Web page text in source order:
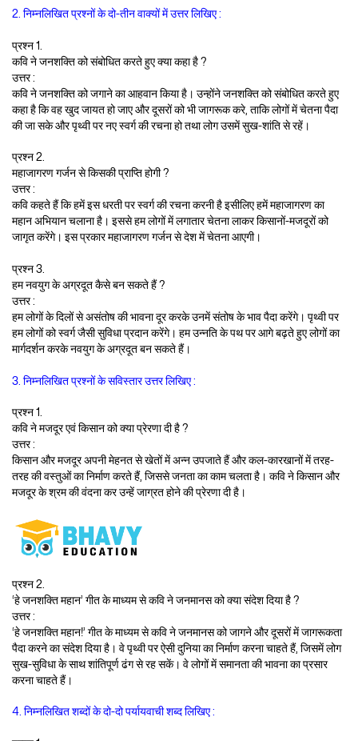
2. निम्नलिखित प्रश्नों के दो-तीन वाक्यों में उत्तर लिखिए :
प्रश्न 1.
कवि ने जनशक्ति को संबोधित करते हुए क्या कहा है ?
उत्तर :
कवि ने जनशक्ति को जगाने का आहवान किया है। उन्होंने जनशक्ति को संबोधित करते हुए
कहा है कि वह खुद जायत हो जाए और दूसरों को भी जागरूक करे, ताकि लोगों में चेतना पैदा
की जा सके और पृथ्वी पर नए स्वर्ग की रचना हो तथा लोग उसमें सुख-शांति से रहें।
प्रश्न 2.
महाजागरण गर्जन से किसकी प्राप्ति होगी ?
उत्तर :
कवि कहते हैं कि हमें इस धरती पर स्वर्ग की रचना करनी है इसीलिए हमें महाजागरण का
महान अभियान चलाना है। इससे हम लोगों में लगातार चेतना लाकर किसानों-मजदूरों को
जागृत करेंगे। इस प्रकार महाजागरण गर्जन से देश में चेतना आएगी।
प्रश्न 3.
हम नवयुग के अग्रदूत कैसे बन सकते हैं ?
उत्तर :
हम लोगों के दिलों से असंतोष की भावना दूर करके उनमें संतोष के भाव पैदा करेंगे। पृथ्वी पर
हम लोगों को स्वर्ग जैसी सुविधा प्रदान करेंगे। हम उन्नति के पथ पर आगे बढ़ते हुए लोगों का
मार्गदर्शन करके नवयुग के अग्रदूत बन सकते हैं।
3. निम्नलिखित प्रश्नों के सविस्तार उत्तर लिखिए :
प्रश्न 1.
कवि ने मजदूर एवं किसान को क्या प्रेरणा दी है ?
उत्तर :
किसान और मजदूर अपनी मेहनत से खेतों में अन्न उपजाते हैं और कल-कारखानों में तरह-
तरह की वस्तुओं का निर्माण करते हैं, जिससे जनता का काम चलता है। कवि ने किसान और
मजदूर के श्रम की वंदना कर उन्हें जाग्रत होने की प्रेरणा दी है।
प्रश्न 2.
‘हे जनशक्ति महान’ गीत के माध्यम से कवि ने जनमानस को क्या संदेश दिया है ?
उत्तर :
‘हे जनशक्ति महान!’ गीत के माध्यम से कवि ने जनमानस को जागने और दूसरों में जागरूकता
पैदा करने का संदेश दिया है। वे पृथ्वी पर ऐसी दुनिया का निर्माण करना चाहते हैं, जिसमें लोग
सुख-सुविधा के साथ शांतिपूर्ण ढंग से रह सकें। वे लोगों में समानता की भावना का प्रसार
करना चाहते हैं।
4. निम्नलिखित शब्दों के दो-दो पर्यायवाची शब्द लिखिए :